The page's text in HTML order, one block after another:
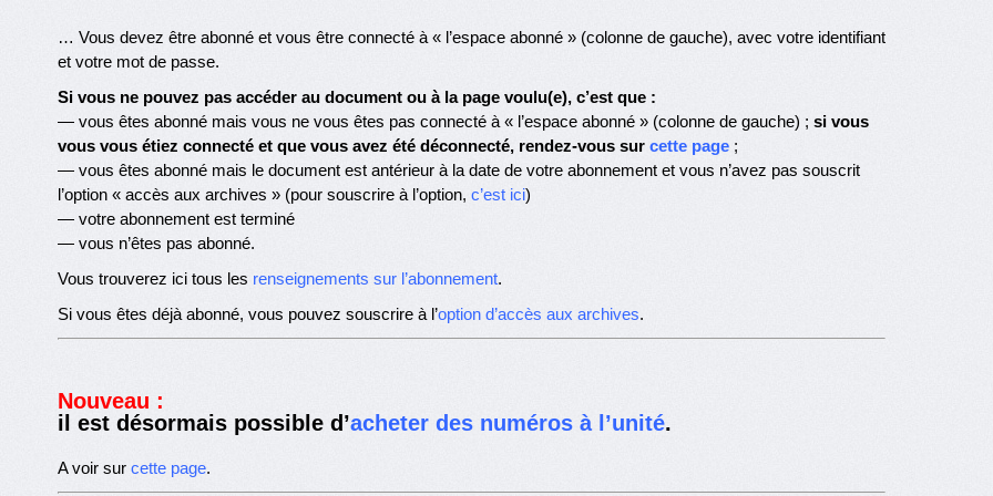
… Vous devez être abonné et vous être connecté à « l’espace abonné » (colonne de gauche), avec votre identifiant
et votre mot de passe.
Si vous ne pouvez pas accéder au document ou à la page voulu(e), c’est que :
— vous êtes abonné mais vous ne vous êtes pas connecté à « l’espace abonné » (colonne de gauche) ; si vous
vous vous étiez connecté et que vous avez été déconnecté, rendez-vous sur cette page;
— vous êtes abonné mais le document est antérieur à la date de votre abonnement et vous n’avez pas souscrit
l’option « accès aux archives » (pour souscrire à l’option, c’est ici)
— votre abonnement est terminé
— vous n’êtes pas abonné.
Vous trouverez ici tous les renseignements sur l’abonnement.
Si vous êtes déjà abonné, vous pouvez souscrire à l’option d’accès aux archives.
Nouveau :
il est désormais possible d’acheter des numéros à l’unité.
A voir sur cette page.